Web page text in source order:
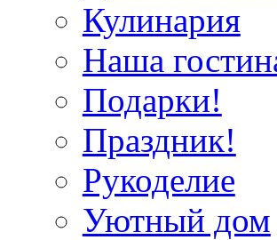
Кулинария
Наша
Подарки!
Праздник!
Рукоделие
Уютный дом